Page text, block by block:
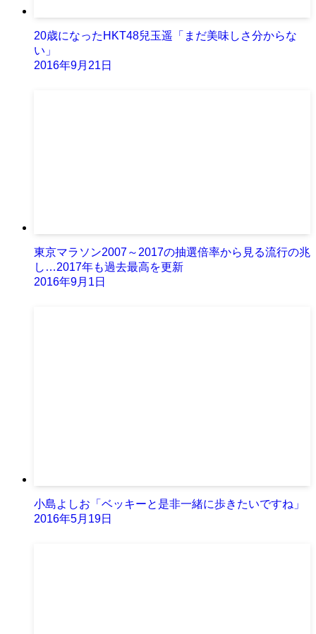
20歳になったHKT48兒玉遥「まだ美味しさ分からな
い」
2016年9月21日
東京マラソン2007～2017の抽選倍率から見る流行の兆
し…2017年も過去最高を更新
2016年9月1日
小島よしお「ベッキーと是非一緒に歩きたいですね」
2016年5月19日